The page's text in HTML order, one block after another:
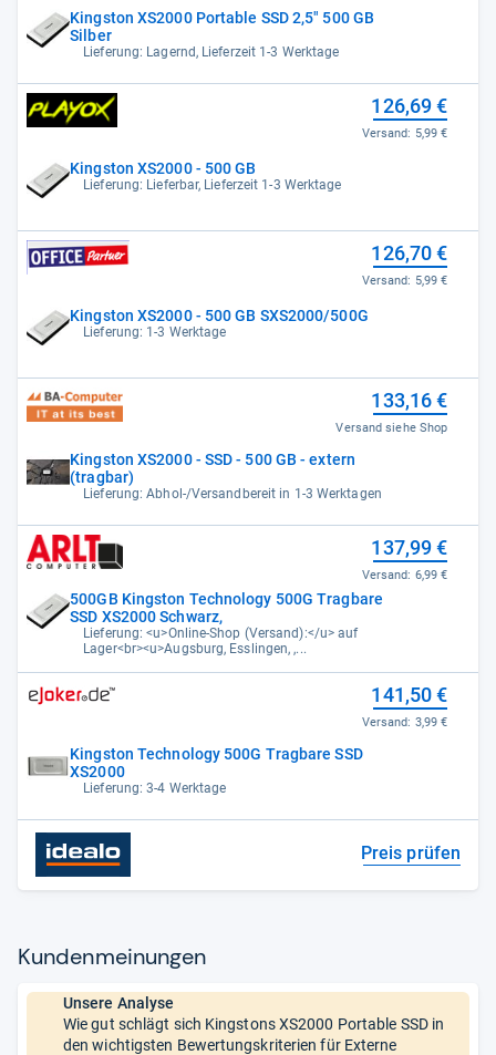
Kingston XS2000 Portable SSD 2,5" 500 GB
Silber
Lieferung: Lagernd, Lieferzeit 1-3 Werktage
Kingston XS2000 - 500 GB
Lieferung: Lieferbar, Lieferzeit 1-3 Werktage
126,69 €
Versand: 5,99 €
Kingston XS2000 - 500 GB SXS2000/500G
Lieferung: 1-3 Werktage
126,70 €
Versand: 5,99 €
Kingston XS2000 - SSD - 500 GB - extern
(tragbar)
Lieferung: Abhol-/Versandbereit in 1-3 Werktagen
133,16 €
Versand siehe Shop
500GB Kingston Technology 500G Tragbare
SSD XS2000 Schwarz,
Lieferung: <u>Online-Shop (Versand):</u> auf
Lager<br><u>Augsburg, Esslingen, ,...
137,99 €
Versand: 6,99 €
Kingston Technology 500G Tragbare SSD
XS2000
Lieferung: 3-4 Werktage
141,50 €
Versand: 3,99 €
Preis prüfen
Kun­den­mei­nun­gen
Unsere Analyse
Wie gut schlägt sich Kingstons XS2000 Portable SSD in
den wichtigsten Bewertungskriterien für Externe